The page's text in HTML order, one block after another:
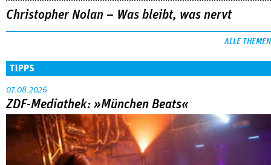
Christopher Nolan – Was bleibt, was nervt
ALLE THEMEN
TIPPS
07.08.2026
ZDF-Mediathek: »München Beats«